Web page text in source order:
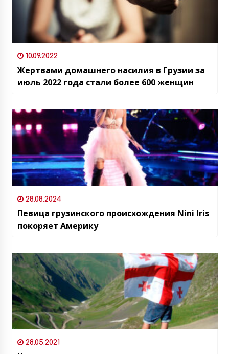
10.09.2022
Жертвами домашнего насилия в Грузии за
июль 2022 года стали более 600 женщин
28.08.2024
Певица грузинского происхождения Nini Iris
покоряет Америку
28.05.2021